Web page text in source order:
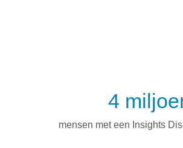
4
mensen met een Insights